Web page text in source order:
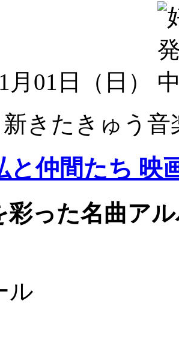
月01日（日）
新きたきゅう音
と仲間たち 映
彩った名曲ア
ル